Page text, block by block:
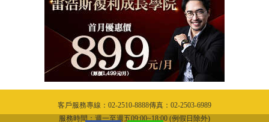
客戶服務專線：02-2510-8888傳真：02-2503-6989
服務時間：週一至週五09:00~18:00 (例假日除外)